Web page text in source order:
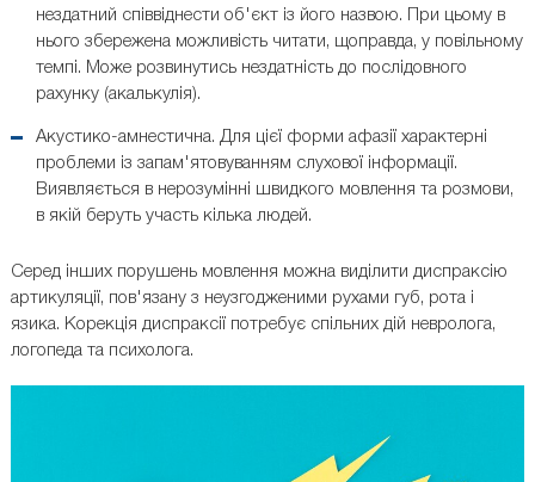
нездатний співвіднести об'єкт із його назвою. При цьому в
нього збережена можливість читати, щоправда, у повільному
темпі. Може розвинутись нездатність до послідовного
рахунку (акалькулія).
Акустико-амнестична. Для цієї форми афазії характерні
проблеми із запам'ятовуванням слухової інформації.
Виявляється в нерозумінні швидкого мовлення та розмови,
в якій беруть участь кілька людей.
Серед інших порушень мовлення можна виділити диспраксію
артикуляції, пов'язану з неузгодженими рухами губ, рота і
язика. Корекція диспраксії потребує спільних дій невролога,
логопеда та психолога.